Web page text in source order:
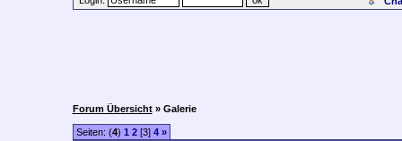
Forum Übersicht» Galerie
Seiten: (4) 1 2[3] 4 »